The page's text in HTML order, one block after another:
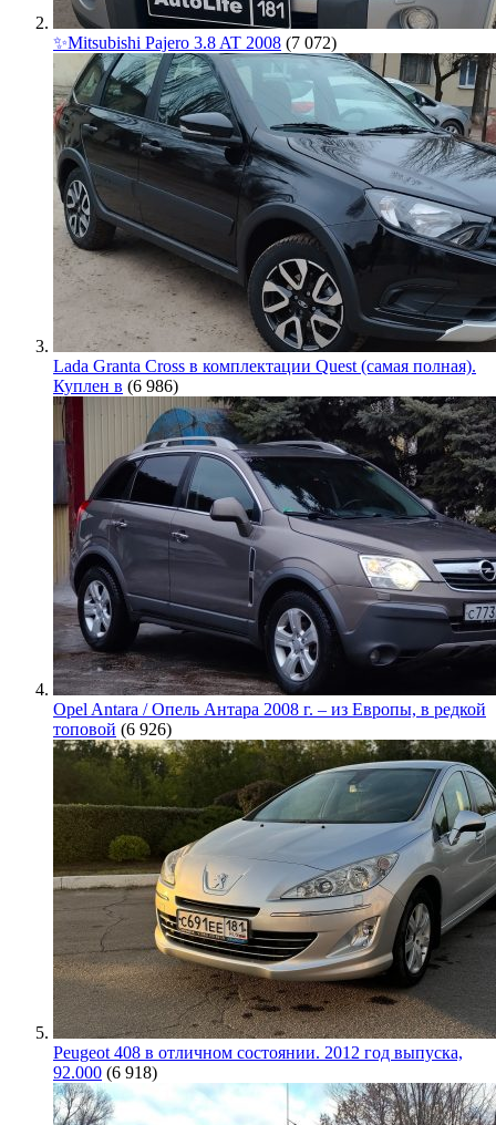
✨Mitsubishi Pajero 3.8 AT 2008 (7 072)
Lada Granta Cross в комплектации Quest (самая полная).
Куплен в (6 986)
Opel Antara / Опель Антара 2008 г. – из Европы, в редкой
топовой (6 926)
Peugeot 408 в отличном состоянии. 2012 год выпуска,
92.000 (6 918)